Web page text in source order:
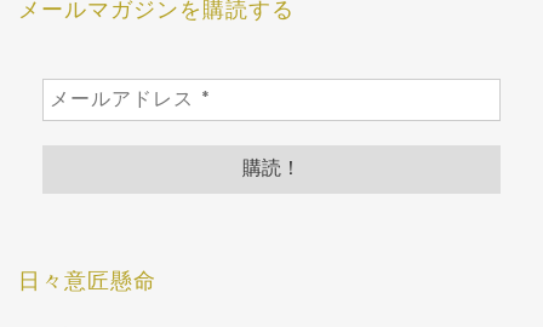
メールマガジンを購読する
日々意匠懸命